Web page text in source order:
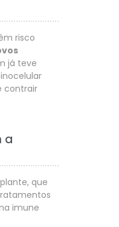
risco
já teve
contrair
a
que
imune